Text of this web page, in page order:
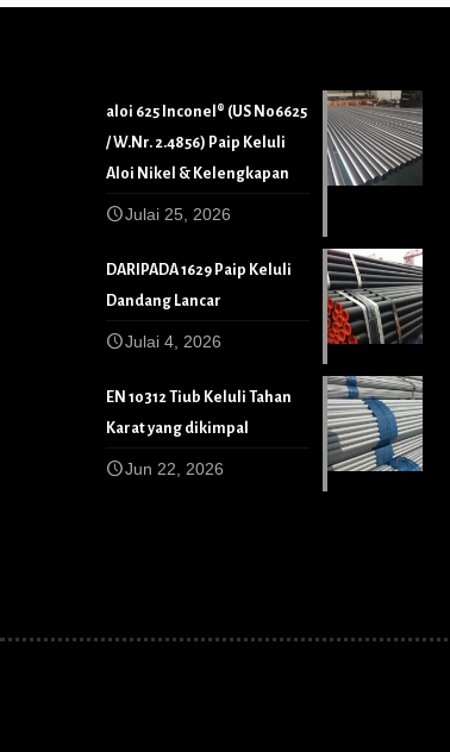
aloi 625 Inconel® (US N06625
/ W.Nr. 2.4856) Paip Keluli
Aloi Nikel & Kelengkapan
Julai 25, 2026
DARIPADA 1629 Paip Keluli
Dandang Lancar
Julai 4, 2026
EN 10312 Tiub Keluli Tahan
Karat yang dikimpal
Jun 22, 2026